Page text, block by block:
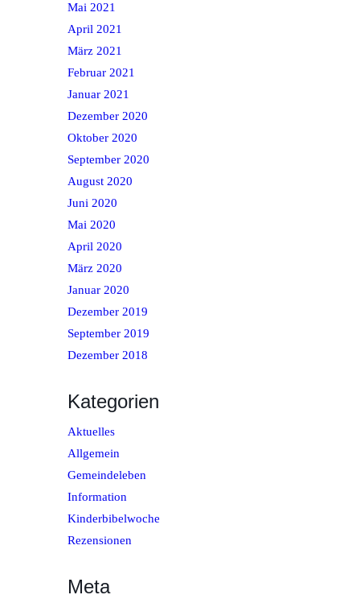
Mai 2021
April 2021
März 2021
Februar 2021
Januar 2021
Dezember 2020
Oktober 2020
September 2020
August 2020
Juni 2020
Mai 2020
April 2020
März 2020
Januar 2020
Dezember 2019
September 2019
Dezember 2018
Kategorien
Aktuelles
Allgemein
Gemeindeleben
Information
Kinderbibelwoche
Rezensionen
Meta